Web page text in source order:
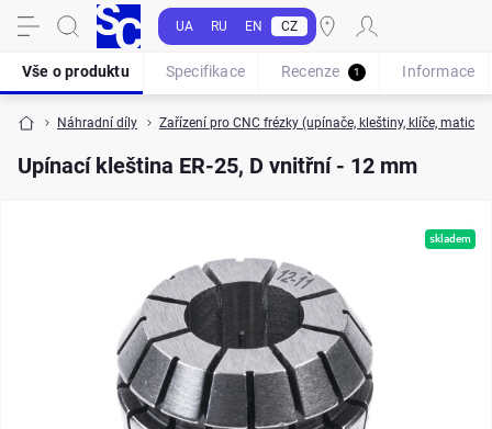
UA RU EN CZ
Náhradní díly Zařízení pro CNC frézky (upínače, kleštiny, klíče, matice,
Upínací kleština ER-25, D vnitřní - 12 mm
Vše o produktu Specifikace Recenze 1 Informace
skladem